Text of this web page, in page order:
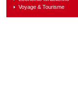
Voyage & Tourisme